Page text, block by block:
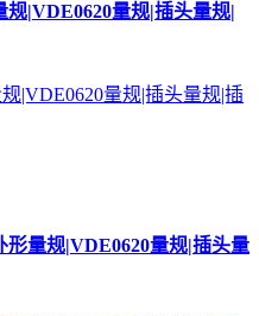
|VDE0620量规|插头量规|
|VDE0620量规|插头量规|插
量规|VDE0620量规|插头量